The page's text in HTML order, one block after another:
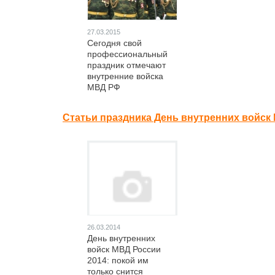
27.03.2015
Сегодня свой
профессиональный
праздник отмечают
внутренние войска
МВД РФ
Статьи праздника День внутренних
26.03.2014
День внутренних
войск МВД России
2014: покой им
только снится